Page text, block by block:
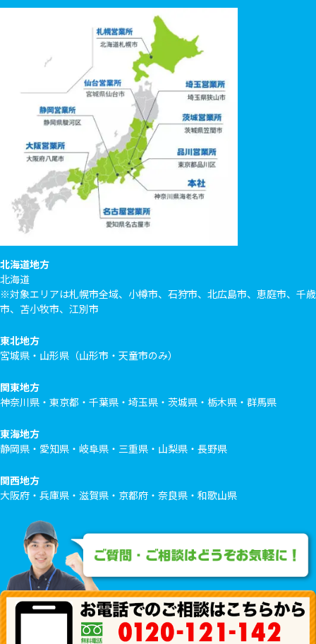
北海道地方
北海道
※対象エリアは札幌市全域、小樽市、石狩市、北広島市、恵庭市、千歳
市、苫小牧市、江別市
東北地方
宮城県・山形県（山形市・天童市のみ）
関東地方
神奈川県・東京都・千葉県・埼玉県・茨城県・栃木県・群馬県
東海地方
静岡県・愛知県・岐阜県・三重県・山梨県・長野県
関西地方
大阪府・兵庫県・滋賀県・京都府・奈良県・和歌山県